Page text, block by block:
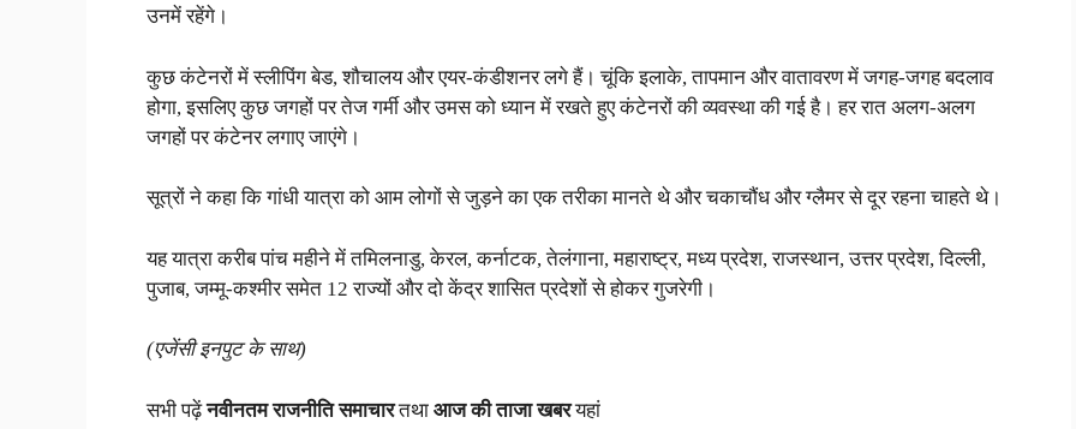
उनमें रहेंगे।
कुछ कंटेनरों में स्लीपिंग बेड, शौचालय और एयर-कंडीशनर लगे हैं। चूंकि इलाके, तापमान और वातावरण में जगह-जगह बदलाव
होगा, इसलिए कुछ जगहों पर तेज गर्मी और उमस को ध्यान में रखते हुए कंटेनरों की व्यवस्था की गई है। हर रात अलग-अलग
जगहों पर कंटेनर लगाए जाएंगे।
सूत्रों ने कहा कि गांधी यात्रा को आम लोगों से जुड़ने का एक तरीका मानते थे और चकाचौंध और ग्लैमर से दूर रहना चाहते थे।
यह यात्रा करीब पांच महीने में तमिलनाडु, केरल, कर्नाटक, तेलंगाना, महाराष्ट्र, मध्य प्रदेश, राजस्थान, उत्तर प्रदेश, दिल्ली,
पुजाब, जम्मू-कश्मीर समेत 12 राज्यों और दो केंद्र शासित प्रदेशों से होकर गुजरेगी।
(एजेंसी इनपुट के साथ)
सभी पढ़ेंनवीनतम राजनीति समाचारतथा आज की ताजा खबरयहां